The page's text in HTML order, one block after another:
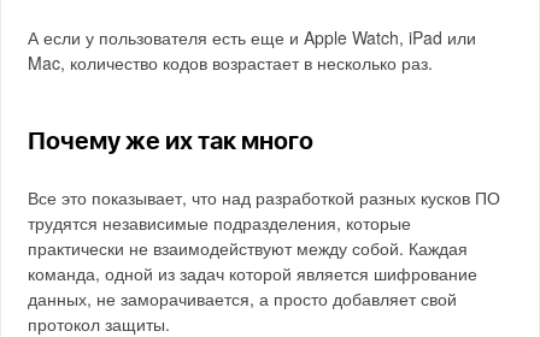
А если у пользователя есть еще и Apple Watch, iPad или
Mac, количество кодов возрастает в несколько раз.
Почему же их так много
Все это показывает, что над разработкой разных кусков ПО
трудятся независимые подразделения, которые
практически не взаимодействуют между собой. Каждая
команда, одной из задач которой является шифрование
данных, не заморачивается, а просто добавляет свой
протокол защиты.